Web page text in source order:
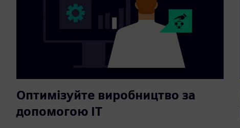
Оптимізуйте виробництво за
допомогою ІТ